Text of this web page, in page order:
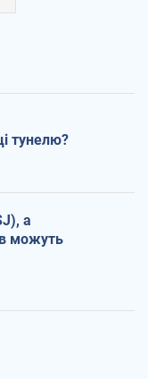
тунелю?
а
можуть